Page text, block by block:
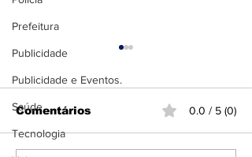
Prefeitura
Publicidade
Publicidade e Eventos.
Saúde
Tecnologia
Comentários 0.0 / 5 (0)